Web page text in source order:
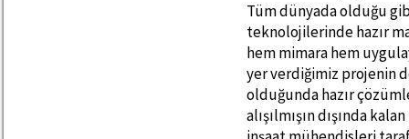
Tüm dünyada olduğu
teknolojilerinde hazır
hem mimara hem
yer verdiğimiz projenin
olduğunda hazır
alışılmışın dışında